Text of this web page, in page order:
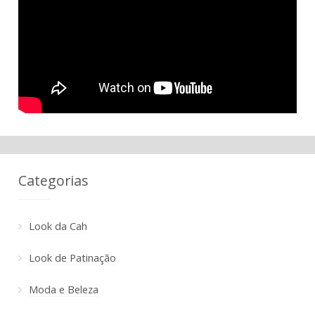
Categorias
Look da Cah
Look de Patinação
Moda e Beleza